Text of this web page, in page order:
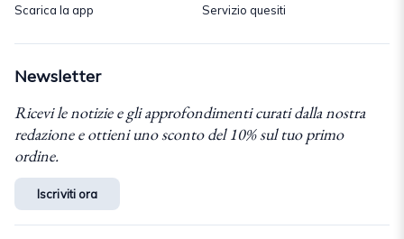
Scarica la app
Servizio quesiti
Newsletter
Ricevi le notizie e gli approfondimenti curati dalla nostra
redazione e ottieni uno sconto del 10% sul tuo primo
ordine.
Iscriviti ora